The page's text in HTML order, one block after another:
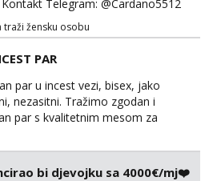
Telegram: @Cardano5512
traži žensku osobu
PAR
par u incest vezi, bisex, jako
nezasitni. Tražimo zgodan i
par s kvalitetnim mesom za
u svim vrstama seksa. Diskrecija
Samo ozbiljne ponude preko
na broj 091 591 3523.
bi djevojku sa 4000€/mj❤️